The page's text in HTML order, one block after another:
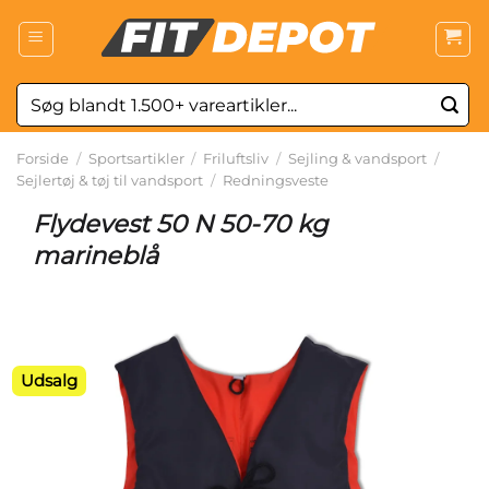
Søg
efter:
Forside / Sportsartikler / Friluftsliv / Sejling & vandsport /
Sejlertøj & tøj til vandsport / Redningsveste
Flydevest 50 N 50-70 kg
marineblå
Udsalg